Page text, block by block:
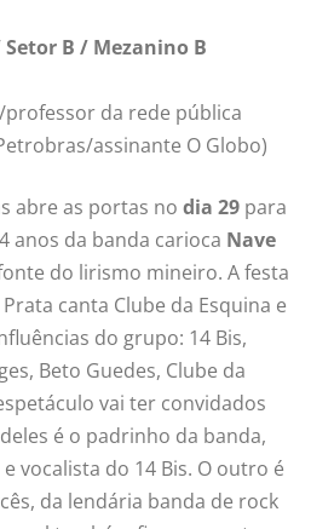
B / Mezanino B
da rede pública
assinante O Globo)
abre as portas no dia 29 para
anos da banda carioca Nave
do lirismo mineiro. A festa
canta Clube da Esquina e
do grupo: 14 Bis,
Beto Guedes, Clube da
vai ter convidados
é o padrinho da banda,
vocalista do 14 Bis. O outro é
da lendária banda de rock